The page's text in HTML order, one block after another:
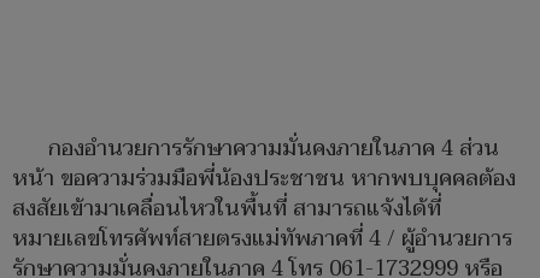
กองอำนวยการรักษาความมั่นคงภายในภาค 4 ส่วน
หน้า ขอความร่วมมือพี่น้องประชาชน หากพบบุคคลต้อง
สงสัยเข้ามาเคลื่อนไหวในพื้นที่ สามารถแจ้งได้ที่
หมายเลขโทรศัพท์สายตรงแม่ทัพภาคที่ 4 / ผู้อำนวยการ
รักษาความมั่นคงภายในภาค 4 โทร 061-1732999 หรือ